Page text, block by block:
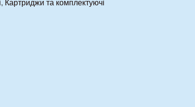
, Картриджи та комплектуючі